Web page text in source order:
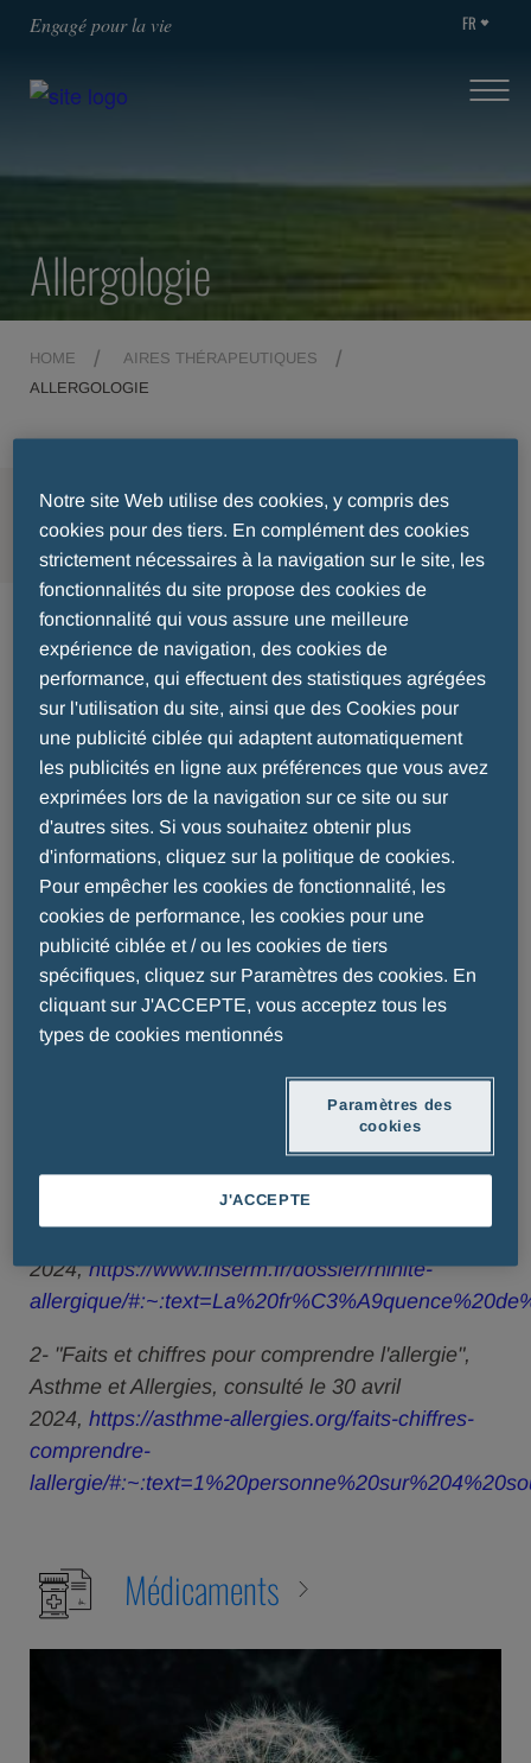
Engagé pour la vie FR
Allergologie
HOME
AIRES THÉRAPEUTIQUES
ALLERGOLOGIE
MENU
Allergologie
Menarini se positionne dans le domaine de
l'allergologie, en mettant l'accent sur des
affections répandues telles que la rhinite
allergique ou les allergies oculaires.
La fréquence de la rhinite allergique a été
multipliée par quatre au cours des trois dernières
décennies, affectant à présent plus de 25% de la
population générale en France
En 2050, 50 % de la population mondiale sera
affectée par au moins une maladie allergique
selon l’OMS* qui classe l’allergie « 4ème maladie
Sources :
2024,https://www.inserm.fr/dossier/rhinite-
allergique/
2- "Faits et chiffres pour comprendre l'allergie",
Asthme et Allergies, consulté le 30 avril
2024, https://asthme-allergies.org/faits-chiffres-
comprendre-
lallergie/
Médicaments
Notre site Web utilise des cookies, y compris des
cookies pour des tiers. En complément des cookies
strictement nécessaires à la navigation sur le site, les
fonctionnalités du site propose des cookies de
fonctionnalité qui vous assure une meilleure
expérience de navigation, des cookies de
performance, qui effectuent des statistiques agrégées
sur l'utilisation du site, ainsi que des Cookies pour
une publicité ciblée qui adaptent automatiquement
les publicités en ligne aux préférences que vous avez
exprimées lors de la navigation sur ce site ou sur
d'autres sites. Si vous souhaitez obtenir plus
d'informations, cliquez sur la politique de cookies.
Pour empêcher les cookies de fonctionnalité, les
cookies de performance, les cookies pour une
publicité ciblée et / ou les cookies de tiers
spécifiques, cliquez sur Paramètres des cookies. En
cliquant sur J'ACCEPTE, vous acceptez tous les
types de cookies mentionnés
Paramètres des
cookies
J'ACCEPTE